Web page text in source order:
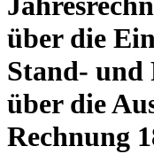
über die
Stand- und
über die
Rechnung